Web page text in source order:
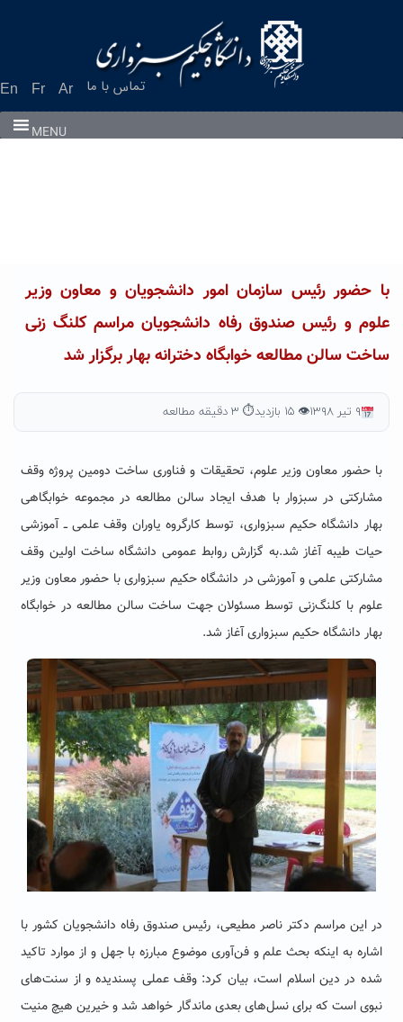
En Fr Ar تماس با ما
MENU
با حضور رئیس سازمان امور دانشجویان و معاون وزیر
علوم و رئیس صندوق رفاه دانشجویان مراسم کلنگ زنی
ساخت سالن مطالعه خوابگاه دخترانه بهار برگزار شد
۹ تیر ۱۳۹۸ 👁 ۱۵ بازدید ⏱ ۳ دقیقه مطالعه
با حضور معاون وزیر علوم، تحقیقات و فناوری ساخت دومین پروژه وقف
مشارکتی در سبزوار با هدف ایجاد سالن مطالعه در مجموعه خوابگاهی
بهار دانشگاه حکیم سبزواری، توسط کارگروه یاوران وقف علمی ــ آموزشی
حیات طیبه آغاز شد.به گزارش روابط عمومی دانشگاه ساخت اولین وقف
مشارکتی علمی و آموزشی در دانشگاه حکیم سبزواری با حضور معاون وزیر
علوم با کلنگ‌زنی توسط مسئولان جهت ساخت سالن مطالعه در خوابگاه
بهار دانشگاه حکیم سبزواری آغاز شد.
در این مراسم دکتر ناصر مطیعی، رئیس صندوق رفاه دانشجویان کشور با
اشاره به اینکه بحث علم و فن‌آوری موضوع مبارزه با جهل و از موارد تاکید
شده در دین اسلام است، بیان کرد: وقف عملی پسندیده و از سنت‌های
نبوی است که برای نسل‌های بعدی ماندگار خواهد شد و خیرین هیچ منیت